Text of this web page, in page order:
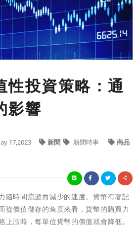
性投資策略：通
影響
17,2023 新聞 新聞時事 商品
隨時間流逝而減少的速度。貨幣有著記
從價值儲存的角度來看，貨幣的購買力
上漲時，每單位貨幣的價值就會降低。